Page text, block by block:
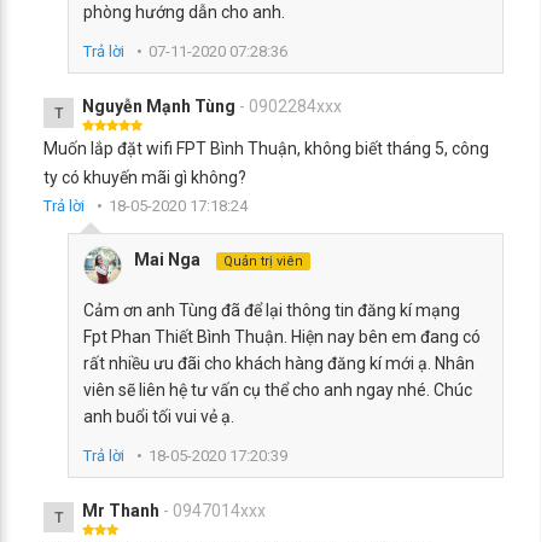
phòng hướng dẫn cho anh.
Trả lời 07-11-2020 07:28:36
T Nguyễn Mạnh Tùng - 0902284xxx
Muốn lắp đặt wifi FPT Bình Thuận, không biết tháng 5, công
ty có khuyến mãi gì không?
Trả lời 18-05-2020 17:18:24
Mai Nga Quản trị viên
Cảm ơn anh Tùng đã để lại thông tin đăng kí mạng
Fpt Phan Thiết Bình Thuận. Hiện nay bên em đang có
rất nhiều ưu đãi cho khách hàng đăng kí mới ạ. Nhân
viên sẽ liên hệ tư vấn cụ thể cho anh ngay nhé. Chúc
anh buổi tối vui vẻ ạ.
Trả lời 18-05-2020 17:20:39
T Mr Thanh - 0947014xxx